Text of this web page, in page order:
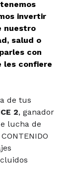
invertir
nuestro
salud o
con
les confiere
de tus
2, ganador
lucha de